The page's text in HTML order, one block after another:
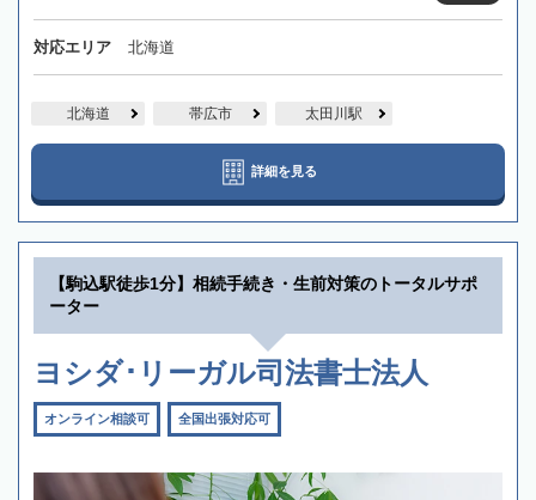
対応エリア 北海道
北海道 帯広市 太田川駅
詳細を見る
【駒込駅徒歩1分】相続手続き・生前対策のトータルサポ
ーター
ヨシダ･リーガル司法書士法人
オンライン相談可 全国出張対応可